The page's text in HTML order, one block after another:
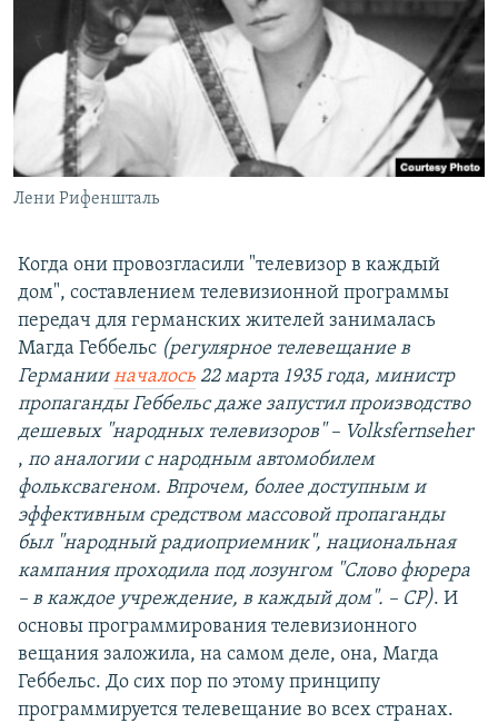
Лени Рифеншталь
Когда они провозгласили "телевизор в каждый
дом", составлением телевизионной программы
передач для германских жителей занималась
Магда Геббельс (регулярное телевещание в
Германииначалось 22 марта 1935 года, министр
пропаганды Геббельс даже запустил производство
дешевых "народных телевизоров" – Volksfernseher
, по аналогии с народным автомобилем
фольксвагеном. Впрочем, более доступным и
эффективным средством массовой пропаганды
был "народный радиоприемник", национальная
кампания проходила под лозунгом "Слово фюрера
– в каждое учреждение, в каждый дом". – СР). И
основы программирования телевизионного
вещания заложила, на самом деле, она, Магда
Геббельс. До сих пор по этому принципу
программируется телевещание во всех странах.